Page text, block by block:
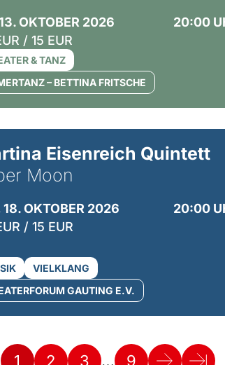
OKTOBER 2026
20:00
/ 15 EUR
& TANZ
– BETTINA FRITSCHE
Eisenreich Quintett
Moon
18. OKTOBER 2026
20:00
/ 15 EUR
VIELKLANG
GAUTING E.V.
1 2 3 … 9